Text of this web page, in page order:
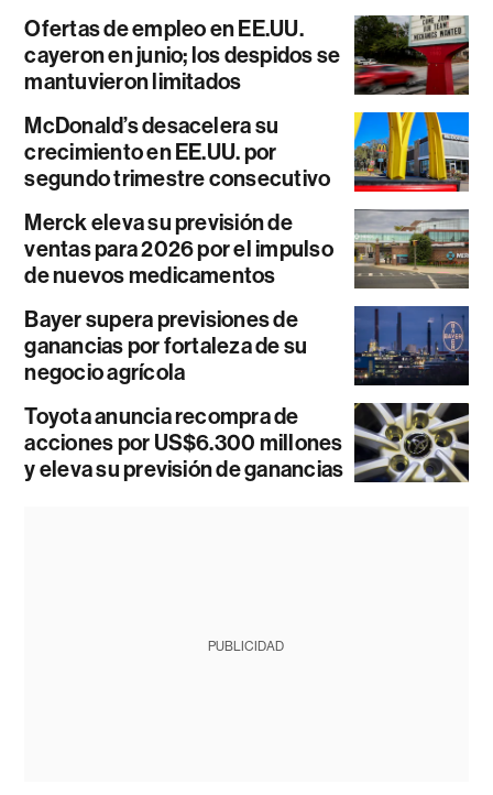
Ofertas de empleo en EE.UU.
cayeron en junio; los despidos se
mantuvieron limitados
McDonald’s desacelera su
crecimiento en EE.UU. por
segundo trimestre consecutivo
Merck eleva su previsión de
ventas para 2026 por el impulso
de nuevos medicamentos
Bayer supera previsiones de
ganancias por fortaleza de su
negocio agrícola
Toyota anuncia recompra de
acciones por US$6.300 millones
y eleva su previsión de ganancias
PUBLICIDAD